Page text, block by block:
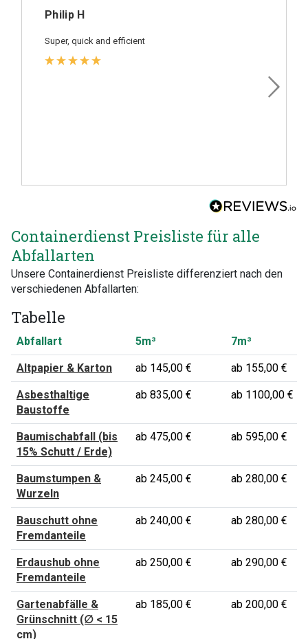
Philip H
Super, quick and efficient
Containerdienst Preisliste für alle
Abfallarten
Unsere Containerdienst Preisliste differenziert nach den
verschiedenen Abfallarten:
Tabelle
Abfallart 5m³ 7m³
Altpapier & Karton ab 145,00 € ab 155,00 €
Asbesthaltige
Baustoffe
ab 835,00 € ab 1100,00 €
Baumischabfall (bis
15% Schutt / Erde)
ab 475,00 € ab 595,00 €
Baumstumpen &
Wurzeln
ab 245,00 € ab 280,00 €
Bauschutt ohne
Fremdanteile
ab 240,00 € ab 280,00 €
Erdaushub ohne
Fremdanteile
ab 250,00 € ab 290,00 €
Gartenabfälle &
Grünschnitt (∅ < 15
cm)
ab 185,00 € ab 200,00 €